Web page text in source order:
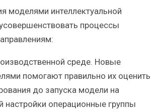
моделями интеллектуальной
процессы
среде. Новые
помогают правильно их оценить
до запуска модели на
операционные группы